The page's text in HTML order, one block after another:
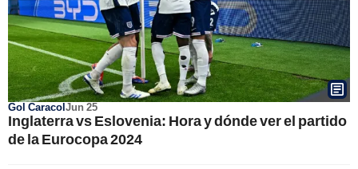
Gol CaracolJun 25
Inglaterra vs Eslovenia: Hora y dónde ver el partido
de la Eurocopa 2024